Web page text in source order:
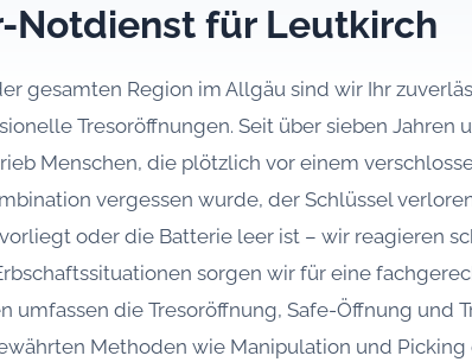
Notdienst für Leutkirch
gesamten Region im Allgäu sind wir Ihr
Tresoröffnungen. Seit über sieben Jahren
Menschen, die plötzlich vor einem
vergessen wurde, der Schlüssel
oder die Batterie leer ist – wir reagieren
sorgen wir für eine
umfassen die Tresoröffnung, Safe-Öffnung und
Methoden wie Manipulation und Picking